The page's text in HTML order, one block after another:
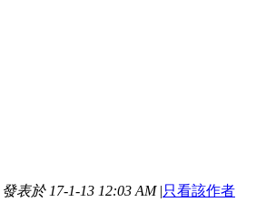
發表於 17-1-13 12:03 AM |只看該作者